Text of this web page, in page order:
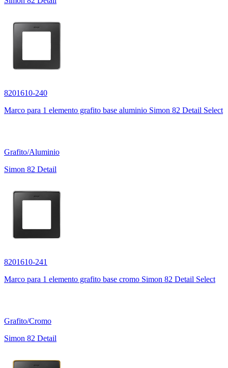
8201610-240
Marco para 1 elemento grafito base aluminio Simon 82 Detail Select
Grafito/Aluminio
Simon 82 Detail
8201610-241
Marco para 1 elemento grafito base cromo Simon 82 Detail Select
Grafito/Cromo
Simon 82 Detail